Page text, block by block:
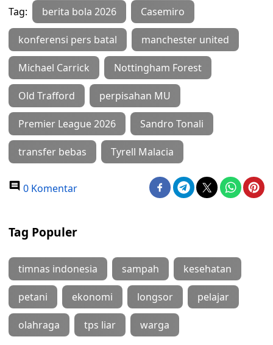
Tag: berita bola 2026 Casemiro
konferensi pers batal manchester united
Michael Carrick Nottingham Forest
Old Trafford perpisahan MU
Premier League 2026 Sandro Tonali
transfer bebas Tyrell Malacia
0 Komentar
Tag Populer
timnas indonesia sampah kesehatan
petani ekonomi longsor pelajar
olahraga tps liar warga